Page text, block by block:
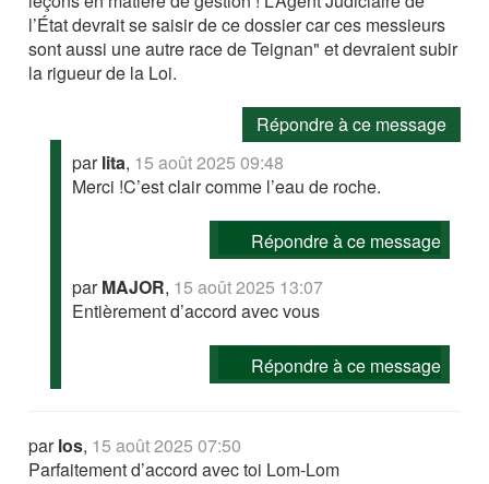
l’État devrait se saisir de ce dossier car ces messieurs
sont aussi une autre race de Teignan" et devraient subir
la rigueur de la Loi.
Répondre à ce message
parlita, 15 août 2025 09:48
Merci !C’est clair comme l’eau de roche.
Répondre à ce message
parMAJOR, 15 août 2025 13:07
Entièrement d’accord avec vous
Répondre à ce message
parlos, 15 août 2025 07:50
Parfaitement d’accord avec toi Lom-Lom